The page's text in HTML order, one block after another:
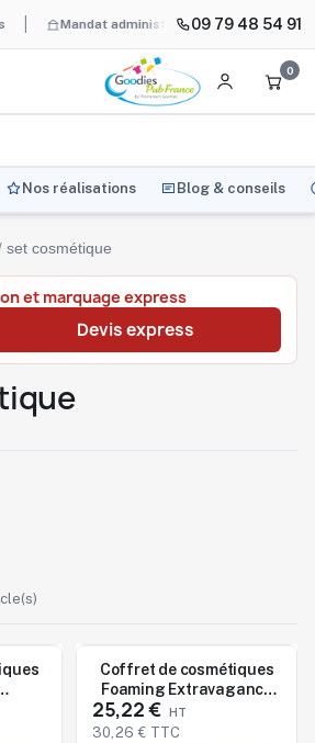
Mandat administratif & Chorus Pro09 79 48 54 91
0
Nos réalisations Blog & conseils
set cosmétique
et marquage express
Devis express
Nouveau
Coffret de cosmétiques
Foaming Extravagance
TREATMENTS
25,22 €
30,26 € TTC